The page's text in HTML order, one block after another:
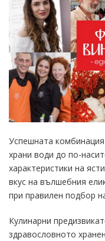
Успешната
храни води до по-
характеристики на
вкус на вълшебния
при правилен подбор
Кулинарни
здравословното